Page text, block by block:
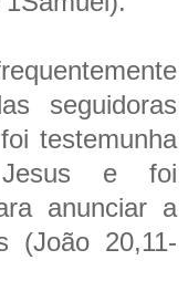
seguidoras
testemunha
e foi
anunciar a
(João 20,11-